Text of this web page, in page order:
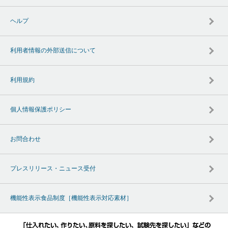
ヘルプ
利用者情報の外部送信について
利用規約
個人情報保護ポリシー
お問合わせ
プレスリリース・ニュース受付
機能性表示食品制度［機能性表示対応素材］